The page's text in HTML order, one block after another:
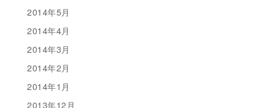
2014年5月
2014年4月
2014年3月
2014年2月
2014年1月
2013年12月